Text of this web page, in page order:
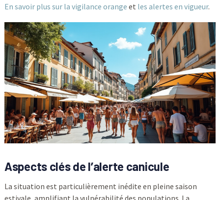
En savoir plus sur la vigilance orange et les alertes en vigueur.
Aspects clés de l’alerte canicule
La situation est particulièrement inédite en pleine saison